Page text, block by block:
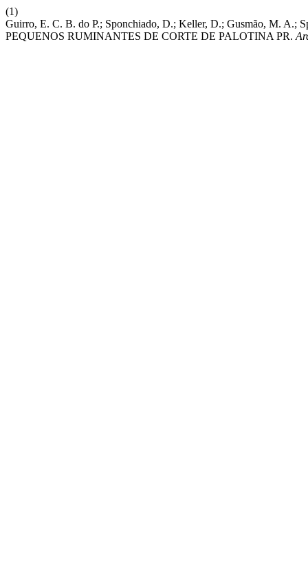
(1)
Guirro, E. C. B. do P.; Sponchiado, D.; Keller, D.; Gusmão, M.
PEQUENOS RUMINANTES DE CORTE DE PALOTINA PR.